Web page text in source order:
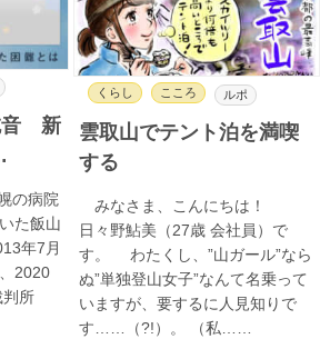
音 新
の病院
た飯山
年7月
2020
所
くらし こころ ルポ
雲取山でテント泊を満喫
する
みなさま、こんにちは！
日々野鮎美（27歳 会社員）で
す。 わたくし、”山ガール”なら
ぬ”単独登山女子”なんて名乗って
いますが、要するに人見知りで
す……（?!）。 （私……